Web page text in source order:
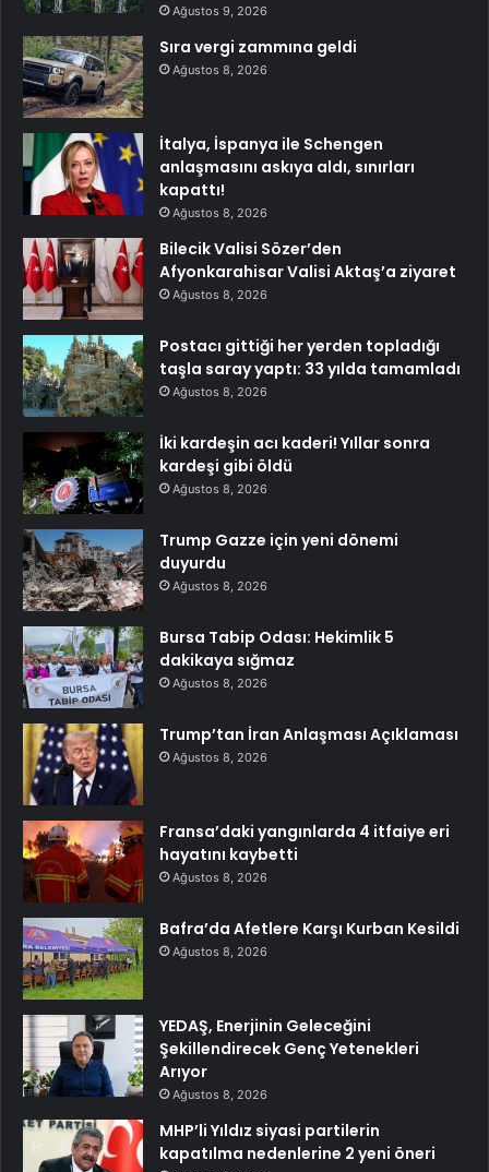
Ağustos 9, 2026
Sıra vergi zammına geldi
Ağustos 8, 2026
İtalya, İspanya ile Schengen
anlaşmasını askıya aldı, sınırları
kapattı!
Ağustos 8, 2026
Bilecik Valisi Sözer’den
Afyonkarahisar Valisi Aktaş’a ziyaret
Ağustos 8, 2026
Postacı gittiği her yerden topladığı
taşla saray yaptı: 33 yılda tamamladı
Ağustos 8, 2026
İki kardeşin acı kaderi! Yıllar sonra
kardeşi gibi öldü
Ağustos 8, 2026
Trump Gazze için yeni dönemi
duyurdu
Ağustos 8, 2026
Bursa Tabip Odası: Hekimlik 5
dakikaya sığmaz
Ağustos 8, 2026
Trump’tan İran Anlaşması Açıklaması
Ağustos 8, 2026
Fransa’daki yangınlarda 4 itfaiye eri
hayatını kaybetti
Ağustos 8, 2026
Bafra’da Afetlere Karşı Kurban Kesildi
Ağustos 8, 2026
YEDAŞ, Enerjinin Geleceğini
Şekillendirecek Genç Yetenekleri
Arıyor
Ağustos 8, 2026
MHP’li Yıldız siyasi partilerin
kapatılma nedenlerine 2 yeni öneri